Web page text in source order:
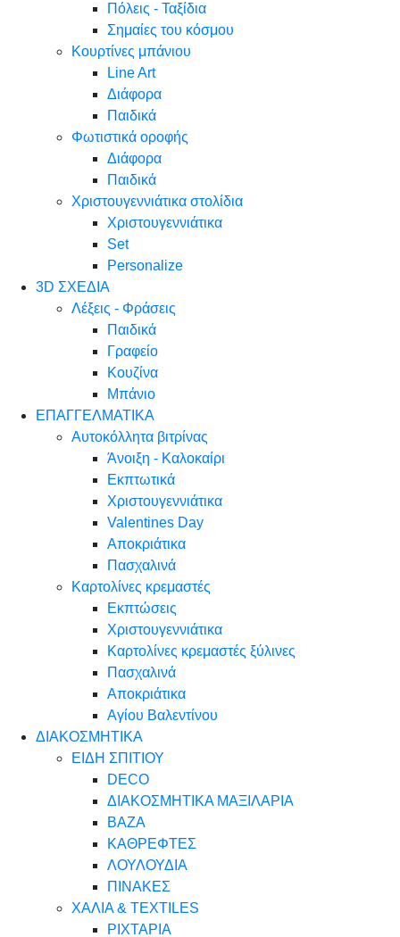
Πόλεις - Ταξίδια
Σημαίες του κόσμου
Κουρτίνες μπάνιου
Line Art
Διάφορα
Παιδικά
Φωτιστικά οροφής
Διάφορα
Παιδικά
Χριστουγεννιάτικα στολίδια
Χριστουγεννιάτικα
Set
Personalize
3D ΣΧΕΔΙΑ
Λέξεις - Φράσεις
Παιδικά
Γραφείο
Κουζίνα
Μπάνιο
ΕΠΑΓΓΕΛΜΑΤΙΚΑ
Αυτοκόλλητα βιτρίνας
Άνοιξη - Καλοκαίρι
Εκπτωτικά
Χριστουγεννιάτικα
Valentines Day
Αποκριάτικα
Πασχαλινά
Καρτολίνες κρεμαστές
Εκπτώσεις
Χριστουγεννιάτικα
Καρτολίνες κρεμαστές ξύλινες
Πασχαλινά
Αποκριάτικα
Αγίου Βαλεντίνου
ΔΙΑΚΟΣΜΗΤΙΚΑ
ΕΙΔΗ ΣΠΙΤΙΟΥ
DECO
ΔΙΑΚΟΣΜΗΤΙΚΑ ΜΑΞΙΛΑΡΙΑ
ΒΑΖΑ
ΚΑΘΡΕΦΤΕΣ
ΛΟΥΛΟΥΔΙΑ
ΠΙΝΑΚΕΣ
ΧΑΛΙΑ & TEXTILES
ΡΙΧΤΑΡΙΑ